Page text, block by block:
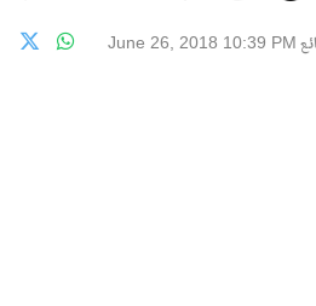
June 26, 2018 10:39 PM